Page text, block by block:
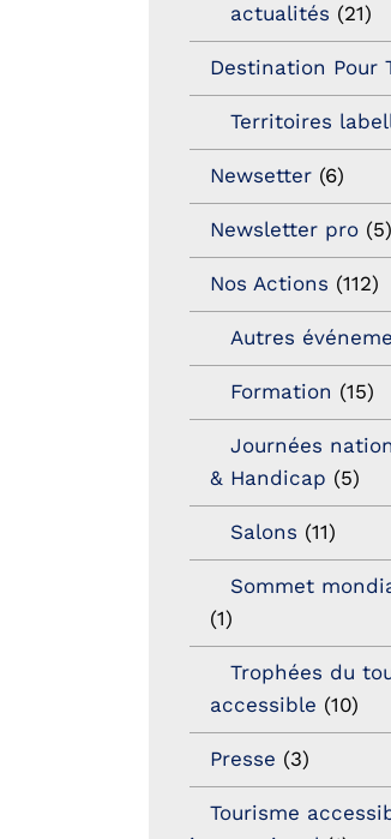
actualités (21)
Destination Pour
Territoires
Newsetter (6)
Newsletter pro (5)
Nos Actions (112)
Autres
Formation (15)
Journées
& Handicap (5)
Salons (11)
Sommet
(1)
Trophées du
accessible (10)
Presse (3)
Tourisme